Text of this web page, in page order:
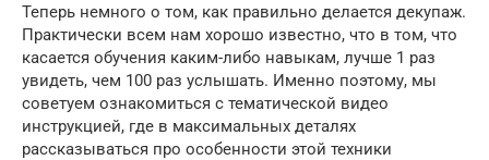
Теперь немного о том, как правильно делается декупаж.
Практически всем нам хорошо известно, что в том, что
касается обучения каким-либо навыкам, лучше 1 раз
увидеть, чем 100 раз услышать. Именно поэтому, мы
советуем ознакомиться с тематической видео
инструкцией, где в максимальных деталях
рассказываться про особенности этой техники